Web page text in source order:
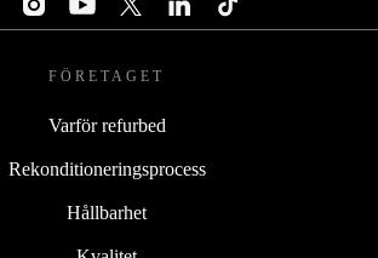
FÖRETAGET
Varför refurbed
Rekonditioneringsprocess
Hållbarhet